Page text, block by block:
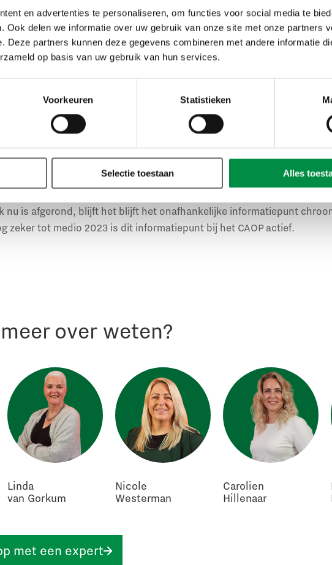
en advertenties te personaliseren, om functies voor social media te
Ook delen we informatie over uw gebruik van onze site met onze partners
Deze partners kunnen deze gegevens combineren met andere informatie
op basis van uw gebruik van hun services.
Voorkeuren Statistieken
Selectie toestaan Alles
informatie uit de NS-documenten verwijderd. Met de criteria van
het CAOP de NS-medewerkers uit voor interviews en
chroom-6.
persconferentie
onderzoeksresultaten en de consequenties die NS daaraan verbindt.
het CAOP de persconferentie op het eigen kantoor aan het
nu is afgerond, blijft het blijft het onafhankelijke informatiepunt
zeker tot medio 2023 is dit informatiepunt bij het CAOP actief.
over weten?
Linda
van Gorkum
Nicole
Westerman
Carolien
Hillenaar
met een expert